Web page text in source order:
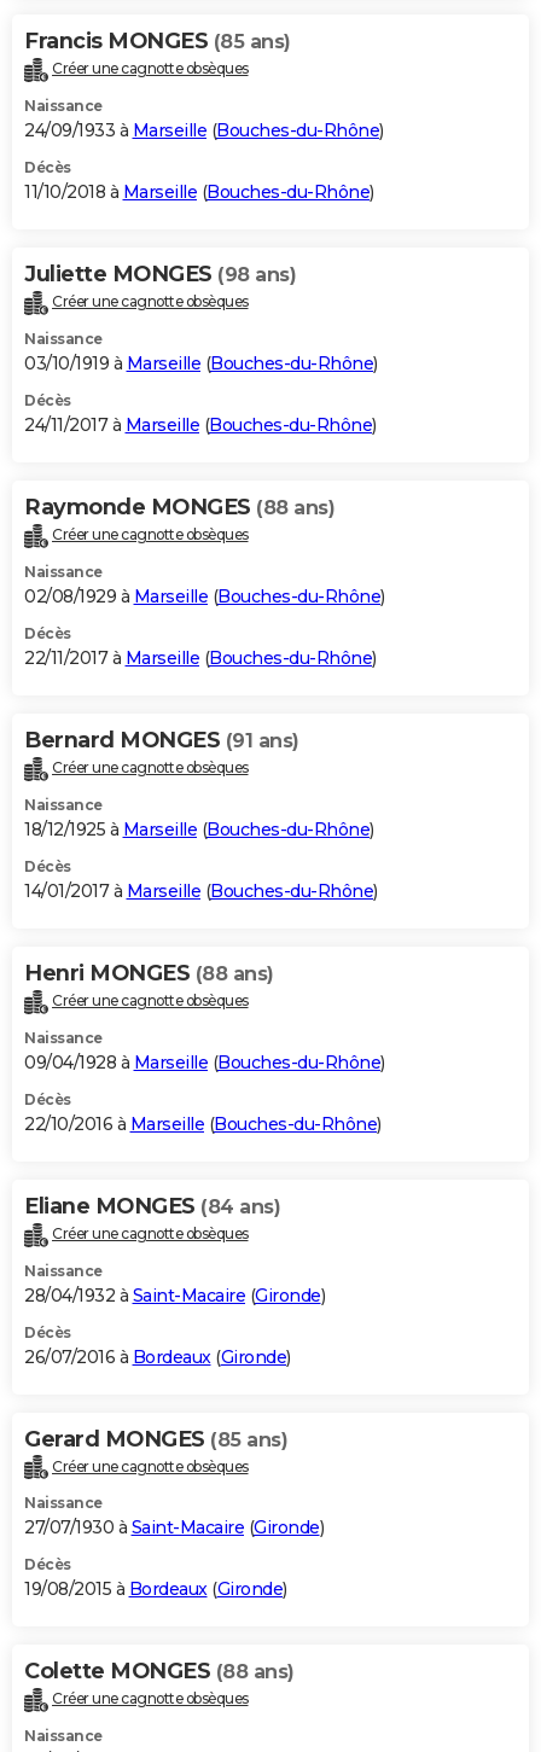
Francis MONGES (85 ans)
Créer une cagnotte obsèques
Naissance
24/09/1933 à Marseille (Bouches-du-Rhône)
Décès
11/10/2018 à Marseille (Bouches-du-Rhône)
Juliette MONGES (98 ans)
Créer une cagnotte obsèques
Naissance
03/10/1919 à Marseille (Bouches-du-Rhône)
Décès
24/11/2017 à Marseille (Bouches-du-Rhône)
Raymonde MONGES (88 ans)
Créer une cagnotte obsèques
Naissance
02/08/1929 à Marseille (Bouches-du-Rhône)
Décès
22/11/2017 à Marseille (Bouches-du-Rhône)
Bernard MONGES (91 ans)
Créer une cagnotte obsèques
Naissance
18/12/1925 à Marseille (Bouches-du-Rhône)
Décès
14/01/2017 à Marseille (Bouches-du-Rhône)
Henri MONGES (88 ans)
Créer une cagnotte obsèques
Naissance
09/04/1928 à Marseille (Bouches-du-Rhône)
Décès
22/10/2016 à Marseille (Bouches-du-Rhône)
Eliane MONGES (84 ans)
Créer une cagnotte obsèques
Naissance
28/04/1932 à Saint-Macaire (Gironde)
Décès
26/07/2016 à Bordeaux (Gironde)
Gerard MONGES (85 ans)
Créer une cagnotte obsèques
Naissance
27/07/1930 à Saint-Macaire (Gironde)
Décès
19/08/2015 à Bordeaux(Gironde)
Colette MONGES (88 ans)
Créer une cagnotte obsèques
Naissance